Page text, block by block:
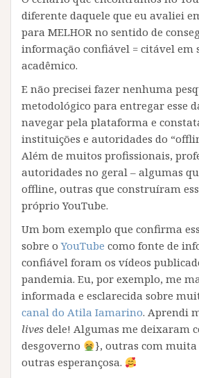
diferente daquele que eu avaliei
para MELHOR no sentido de
informação confiável = citável em
acadêmico.
E não precisei fazer nenhuma
metodológico para entregar esse
navegar pela plataforma e
instituições e autoridades do
Além de muitos profissionais,
autoridades no geral – algumas
offline, outras que construíram
próprio YouTube.
Um bom exemplo que confirma
sobre oYouTube como fonte de
confiável foram os vídeos
pandemia. Eu, por exemplo, me
informada e esclarecida sobre
canal do Atila Iamarino. Aprendi
lives dele! Algumas me deixaram
desgoverno
}, outras com
outras esperançosa.